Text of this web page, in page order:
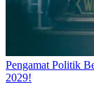
Pengamat Politik
2029!